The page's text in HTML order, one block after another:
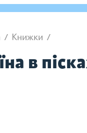
/ Книжки /
в